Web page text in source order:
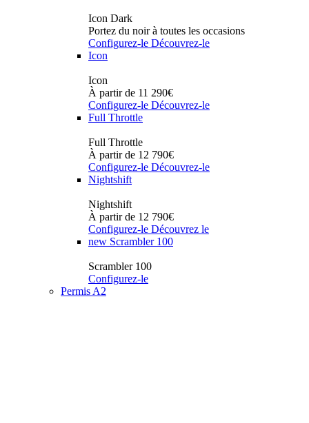
Icon Dark
Portez du noir à toutes les occasions
Configurez-le Découvrez-le
Icon
Icon
À partir de 11 290€
Configurez-le Découvrez-le
Full Throttle
Full Throttle
À partir de 12 790€
Configurez-le Découvrez-le
Nightshift
Nightshift
À partir de 12 790€
Configurez-le Découvrez le
new Scrambler 100
Scrambler 100
Configurez-le
Permis A2